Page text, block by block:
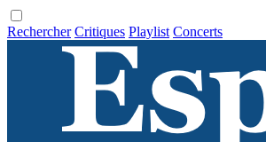
Rechercher Critiques Playlist Concerts